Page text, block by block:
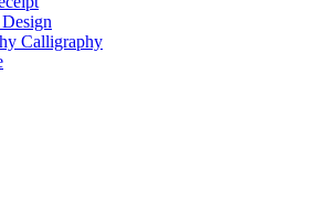
Calligraphy